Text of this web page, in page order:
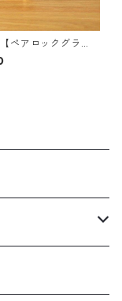
ペアロックグラ
ュ】家族婚｜食器
オリジナル